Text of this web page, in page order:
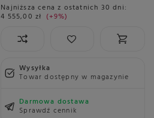
Najniższa cena z ostatnich 30 dni:
4 555,00 zł +9%
Wysyłka
Towar dostępny w magazynie
Darmowa dostawa
Sprawdź cennik